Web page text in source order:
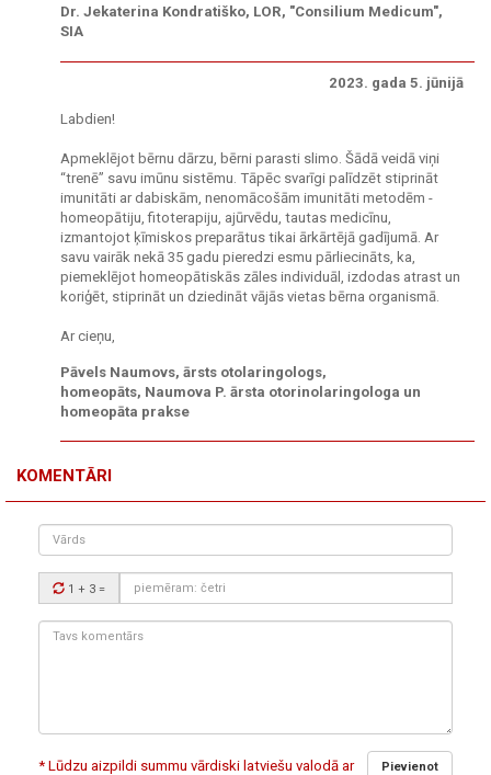
Dr. Jekaterina Kondratiško, LOR, "Consilium Medicum",
SIA
2023. gada 5. jūnijā
Labdien!
Apmeklējot bērnu dārzu, bērni parasti slimo. Šādā veidā viņi
“trenē” savu imūnu sistēmu. Tāpēc svarīgi palīdzēt stiprināt
imunitāti ar dabiskām, nenomācošām imunitāti metodēm -
homeopātiju, fitoterapiju, ajūrvēdu, tautas medicīnu,
izmantojot ķīmiskos preparātus tikai ārkārtējā gadījumā. Ar
savu vairāk nekā 35 gadu pieredzi esmu pārliecināts, ka,
piemeklējot homeopātiskās zāles individuāl, izdodas atrast un
koriģēt, stiprināt un dziedināt vājās vietas bērna organismā.
Ar cieņu,
Pāvels Naumovs, ārsts otolaringologs,
homeopāts, Naumova P. ārsta otorinolaringologa un
homeopāta prakse
KOMENTĀRI
Vārds
Drošības
kods:
1 + 3 =
Tavs
Pievienot
* Lūdzu aizpildi summu vārdiski latviešu valodā ar